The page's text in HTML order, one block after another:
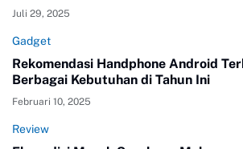
Juli 29, 2025
Gadget
Rekomendasi Handphone Android
Berbagai Kebutuhan di Tahun Ini
Februari 10, 2025
Review